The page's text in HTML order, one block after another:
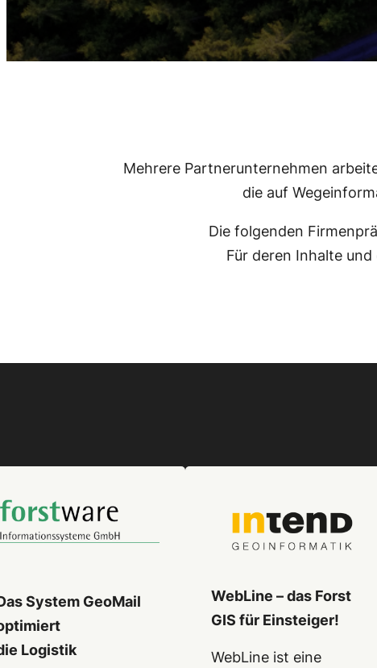
Mehrere Partnerunternehmen
die auf
Die folgenden
Für deren Inhalte
System GeoMail
Logistik
WebLine – das Forst
GIS für Einsteiger!
WebLine ist eine